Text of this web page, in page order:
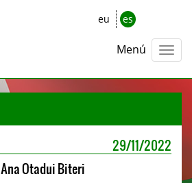
eu es
Menú
29/11/2022
Ana Otadui Biteri